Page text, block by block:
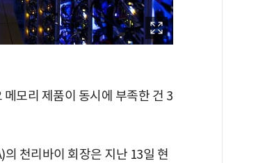
모리 제품이 동시에 부족한 건 3
천리바이 회장은 지난 13일 현